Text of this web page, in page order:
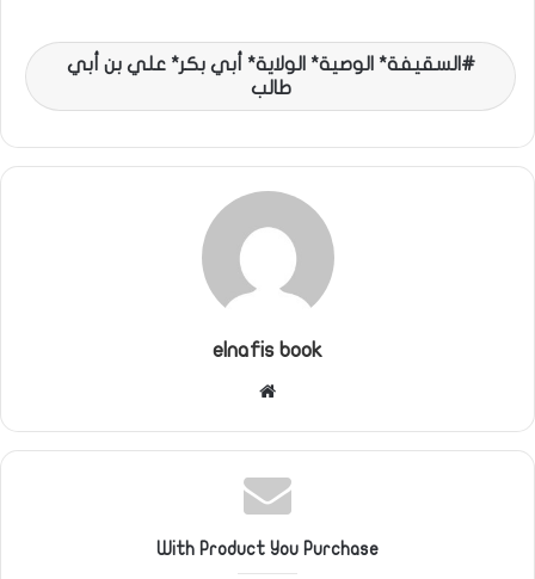
السقيفة* الوصية* الولاية* أبي بكر* علي بن أبي
طالب
elnafis book
With Product You Purchase